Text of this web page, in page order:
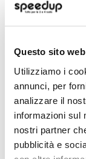
Questo sito
Utilizziamo i
annunci, per
analizzare il
informazioni sul
nostri partner
pubblicità e
Vasca baule su
Qubo
46,90 €